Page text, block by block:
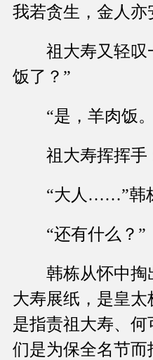
我若贪生，金人亦
祖大寿又轻叹
饭了？”
“是，羊肉饭
祖大寿挥挥手
“大人……”韩栋
“还有什么？”
韩栋从怀中掏
大寿展纸，是皇
是指责祖大寿、
们是为保全名节而